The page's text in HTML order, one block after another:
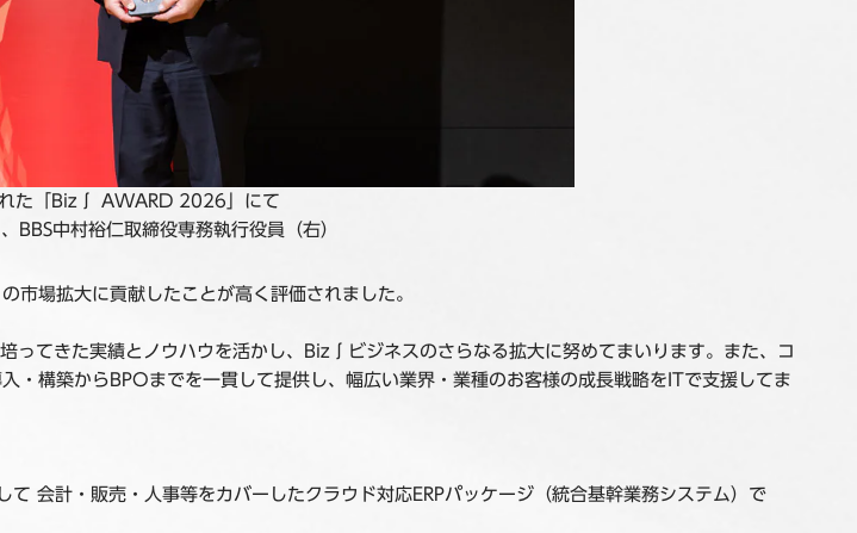
た「Biz∫ AWARD 2026」にて
BBS中村裕仁取締役専務執行役員（右）
場拡大に貢献したことが高く評価されました。
てきた実績とノウハウを活かし、Biz∫ビジネスのさらなる拡大に努めてまいります。また、コ
構築からBPOまでを一貫して提供し、幅広い業界・業種のお客様の成長戦略をITで支援してま
て 会計・販売・人事等をカバーしたクラウド対応ERPパッケージ（統合基幹業務システム）で